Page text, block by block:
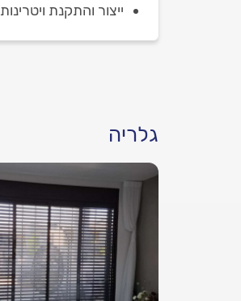
ייצור והתקנת ויטרינות
גלריה